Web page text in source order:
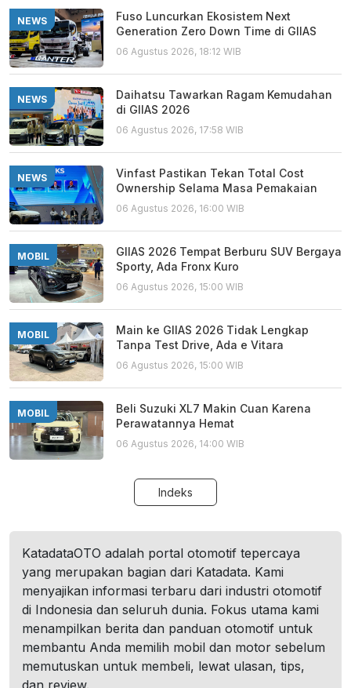
NEWS
Fuso Luncurkan Ekosistem Next
Generation Zero Down Time di GIIAS
06 Agustus 2026, 18:12 WIB
NEWS
Daihatsu Tawarkan Ragam Kemudahan
di GIIAS 2026
06 Agustus 2026, 17:58 WIB
NEWS
Vinfast Pastikan Tekan Total Cost
Ownership Selama Masa Pemakaian
06 Agustus 2026, 16:00 WIB
MOBIL
GIIAS 2026 Tempat Berburu SUV Bergaya
Sporty, Ada Fronx Kuro
06 Agustus 2026, 15:00 WIB
MOBIL
Main ke GIIAS 2026 Tidak Lengkap
Tanpa Test Drive, Ada e Vitara
06 Agustus 2026, 15:00 WIB
MOBIL
Beli Suzuki XL7 Makin Cuan Karena
Perawatannya Hemat
06 Agustus 2026, 14:00 WIB
Indeks
KatadataOTO adalah portal otomotif tepercaya
yang merupakan bagian dari Katadata. Kami
menyajikan informasi terbaru dari industri otomotif
di Indonesia dan seluruh dunia. Fokus utama kami
menampilkan berita dan panduan otomotif untuk
membantu Anda memilih mobil dan motor sebelum
memutuskan untuk membeli, lewat ulasan, tips,